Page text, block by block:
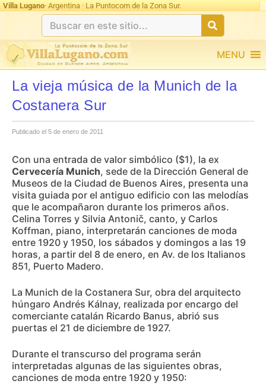
Villa Lugano· Argentina · La Puntocom de la Zona Sur.
MENU
La vieja música de la Munich de la
Costanera Sur
Publicado el 5 de enero de 2011
Con una entrada de valor simbólico ($1), la ex
Cervecería Munich, sede de la Dirección General de
Museos de la Ciudad de Buenos Aires, presenta una
visita guiada por el antiguo edificio con las melodías
que le acompañaron durante los primeros años.
Celina Torres y Silvia Antonič, canto, y Carlos
Koffman, piano, interpretarán canciones de moda
entre 1920 y 1950, los sábados y domingos a las 19
horas, a partir del 8 de enero, en Av. de los Italianos
851, Puerto Madero.
La Munich de la Costanera Sur, obra del arquitecto
húngaro Andrés Kálnay, realizada por encargo del
comerciante catalán Ricardo Banus, abrió sus
puertas el 21 de diciembre de 1927.
Durante el transcurso del programa serán
interpretadas algunas de las siguientes obras,
canciones de moda entre 1920 y 1950: